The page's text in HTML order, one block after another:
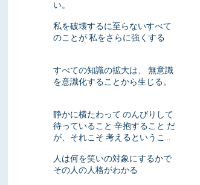
い。
私を破壊するに至らないすべて
のことが 私をさらに強くする
すべての知識の拡大は、 無意識
を意識化することから生じる。
静かに横たわって のんびりして
待っていること 辛抱すること だ
が、それこそ 考えるということ
人は何を笑いの対象にするかで
その人の人格がわかる